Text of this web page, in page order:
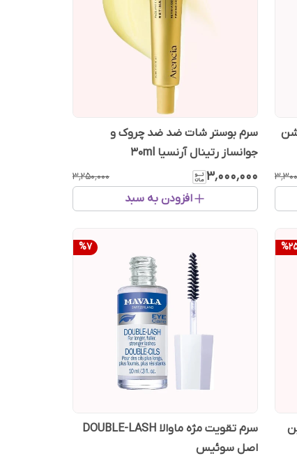
سرم بوستر شات ضد ضد چروک و
جوانساز رتینال آرنسیا ‎ 30ml
۳٬۰۰۰٬۰۰۰ ۳٬۲۵۰٬۰۰۰
افزودن به سبد
%
%7
سرم تقویت مژه ماوالا DOUBLE-LASH
اصل سوئیس